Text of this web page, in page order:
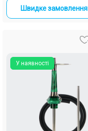
Швидке замовлення
У наявності